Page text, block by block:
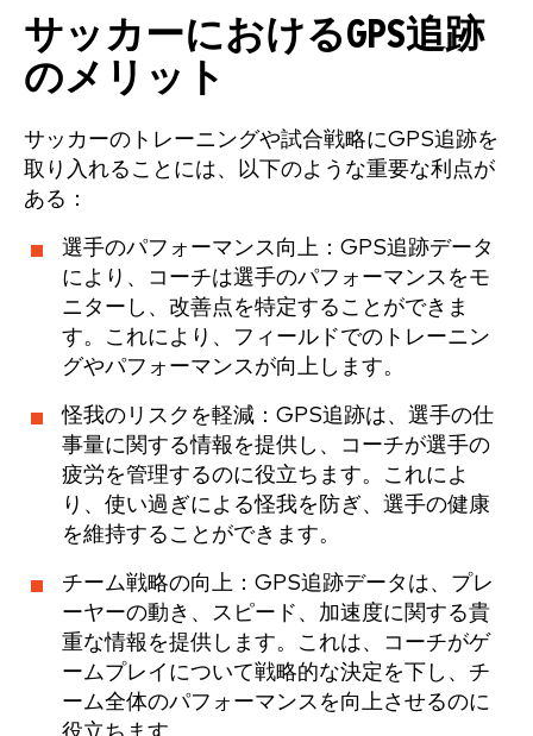
サッカーにおけるGPS追跡
のメリット
サッカーのトレーニングや試合戦略にGPS追跡を
取り入れることには、以下のような重要な利点が
ある：
選手のパフォーマンス向上：GPS追跡データ
により、コーチは選手のパフォーマンスをモ
ニターし、改善点を特定することができま
す。これにより、フィールドでのトレーニン
グやパフォーマンスが向上します。
怪我のリスクを軽減：GPS追跡は、選手の仕
事量に関する情報を提供し、コーチが選手の
疲労を管理するのに役立ちます。これによ
り、使い過ぎによる怪我を防ぎ、選手の健康
を維持することができます。
チーム戦略の向上：GPS追跡データは、プレ
ーヤーの動き、スピード、加速度に関する貴
重な情報を提供します。これは、コーチがゲ
ームプレイについて戦略的な決定を下し、チ
ーム全体のパフォーマンスを向上させるのに